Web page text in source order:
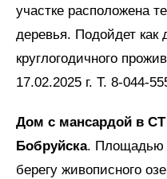
участке расположена
деревья. Подойдет как
круглогодичного
17.02.2025 г. Т. 8-044-
Дом с мансардой в СТ
Бобруйска. Площадью
берегу живописного